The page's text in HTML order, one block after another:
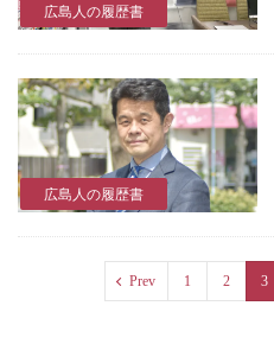
広島人の履歴書
広島人の履歴書
Prev 1 2 3